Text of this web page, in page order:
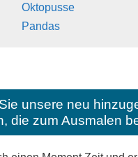
Oktopusse
Pandas
unsere neu
die zum Ausmalen